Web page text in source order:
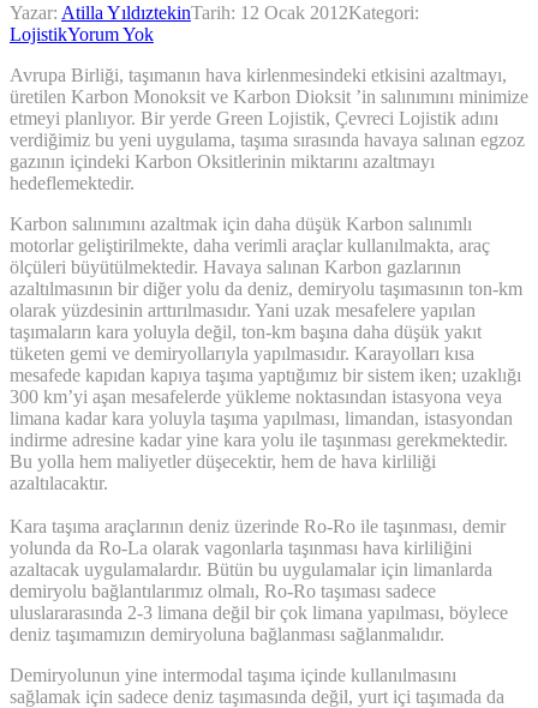
Yazar: Atilla YıldıztekinTarih: 12 Ocak 2012Kategori:
LojistikYorum Yok
Avrupa Birliği, taşımanın hava kirlenmesindeki etkisini azaltmayı,
üretilen Karbon Monoksit ve Karbon Dioksit ’in salınımını minimize
etmeyi planlıyor. Bir yerde Green Lojistik, Çevreci Lojistik adını
verdiğimiz bu yeni uygulama, taşıma sırasında havaya salınan egzoz
gazının içindeki Karbon Oksitlerinin miktarını azaltmayı
hedeflemektedir.
Karbon salınımını azaltmak için daha düşük Karbon salınımlı
motorlar geliştirilmekte, daha verimli araçlar kullanılmakta, araç
ölçüleri büyütülmektedir. Havaya salınan Karbon gazlarının
azaltılmasının bir diğer yolu da deniz, demiryolu taşımasının ton-km
olarak yüzdesinin arttırılmasıdır. Yani uzak mesafelere yapılan
taşımaların kara yoluyla değil, ton-km başına daha düşük yakıt
tüketen gemi ve demiryollarıyla yapılmasıdır. Karayolları kısa
mesafede kapıdan kapıya taşıma yaptığımız bir sistem iken; uzaklığı
300 km’yi aşan mesafelerde yükleme noktasından istasyona veya
limana kadar kara yoluyla taşıma yapılması, limandan, istasyondan
indirme adresine kadar yine kara yolu ile taşınması gerekmektedir.
Bu yolla hem maliyetler düşecektir, hem de hava kirliliği
azaltılacaktır.
Kara taşıma araçlarının deniz üzerinde Ro-Ro ile taşınması, demir
yolunda da Ro-La olarak vagonlarla taşınması hava kirliliğini
azaltacak uygulamalardır. Bütün bu uygulamalar için limanlarda
demiryolu bağlantılarımız olmalı, Ro-Ro taşıması sadece
uluslararasında 2-3 limana değil bir çok limana yapılması, böylece
deniz taşımamızın demiryoluna bağlanması sağlanmalıdır.
Demiryolunun yine intermodal taşıma içinde kullanılmasını
sağlamak için sadece deniz taşımasında değil, yurt içi taşımada da